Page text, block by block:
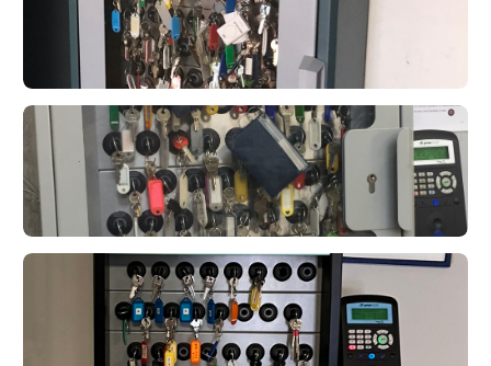
Flexx 24U
deister
Flexx 12U
Installato nel 2017